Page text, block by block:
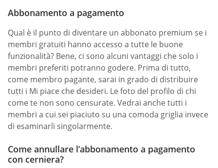
Abbonamento a pagamento
Qual è il punto di diventare un abbonato premium se i
membri gratuiti hanno accesso a tutte le buone
funzionalità? Bene, ci sono alcuni vantaggi che solo i
membri preferiti potranno godere. Prima di tutto,
come membro pagante, sarai in grado di distribuire
tutti i Mi piace che desideri. Le foto del profilo di chi
come te non sono censurate. Vedrai anche tutti i
membri a cui sei piaciuto su una comoda griglia invece
di esaminarli singolarmente.
Come annullare l’abbonamento a pagamento
con cerniera?